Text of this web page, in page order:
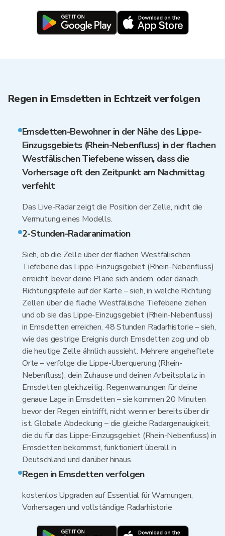
Regen in Emsdetten in Echtzeit verfolgen
Emsdetten-Bewohner in der Nähe des Lippe-
Einzugsgebiets (Rhein-Nebenfluss) in der flachen
Westfälischen Tiefebene wissen, dass die
Vorhersage oft den Zeitpunkt am Nachmittag
verfehlt
Das Live-Radar zeigt die Position der Zelle, nicht die
Vermutung eines Modells.
2-Stunden-Radaranimation
Sieh, ob die Zelle über der flachen Westfälischen
Tiefebene das Lippe-Einzugsgebiet (Rhein-Nebenfluss)
erreicht, bevor deine Pläne sich ändern, oder danach.
Richtungspfeile auf der Karte – sieh, in welche Richtung
Zellen über die flache Westfälische Tiefebene ziehen
und ob sie das Lippe-Einzugsgebiet (Rhein-Nebenfluss)
in Emsdetten erreichen. 48 Stunden Radarhistorie – sieh,
wie das gestrige Ereignis durch Emsdetten zog und ob
die heutige Zelle ähnlich aussieht. Mehrere angeheftete
Orte – verfolge die Lippe-Überquerung (Rhein-
Nebenfluss), dein Zuhause und deinen Arbeitsplatz in
Emsdetten gleichzeitig. Regenwarnungen für deine
genaue Lage in Emsdetten – sie kommen 20 Minuten
bevor der Regen eintrifft, nicht wenn er bereits über dir
ist. Globale Abdeckung – die gleiche Radargenauigkeit,
die du für das Lippe-Einzugsgebiet (Rhein-Nebenfluss) in
Emsdetten bekommst, funktioniert überall in
Deutschland und darüber hinaus.
Regen in Emsdetten verfolgen
kostenlos Upgraden auf Essential für Warnungen,
Vorhersagen und vollständige Radarhistorie